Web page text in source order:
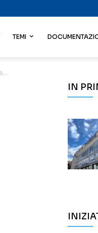
TEMI
IN